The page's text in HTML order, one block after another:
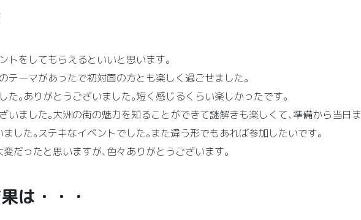
トをしてもらえるといいと思います｡
テーマがあったで初対面の方とも楽しく過ごせました｡
た｡ありがとうございました｡短く感じるくらい楽しかったです｡
いました｡大洲の街の魅力を知ることができて謎解きも楽しくて､準備から当日ま
した｡ステキなイベントでした｡また違う形でもあれば参加したいです｡
変だったと思いますが､色々ありがとうございます｡
は・・・